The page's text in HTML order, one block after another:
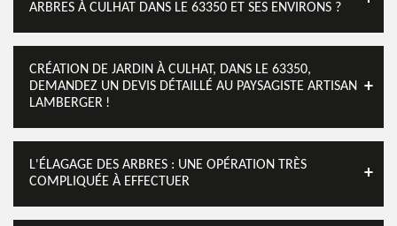
ARBRES À CULHAT DANS LE 63350 ET SES ENVIRONS ?
CRÉATION DE JARDIN À CULHAT, DANS LE 63350,
DEMANDEZ UN DEVIS DÉTAILLÉ AU PAYSAGISTE ARTISAN
LAMBERGER !
L'ÉLAGAGE DES ARBRES : UNE OPÉRATION TRÈS
COMPLIQUÉE À EFFECTUER